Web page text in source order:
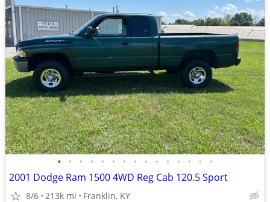
• • • • • • • • • • • • • • •
2001 Dodge Ram 1500 4WD Reg Cab 120.5 Sport
8/6 213k mi Franklin, KY